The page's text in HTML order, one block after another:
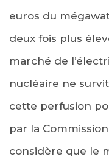
euros du
deux fois plus
marché de
nucléaire ne
cette perfusion
par la
considère que le